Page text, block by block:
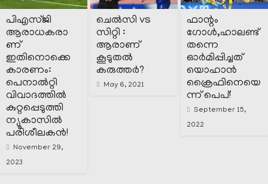
പിഎസ്ജി
ആരാധകരാ
ണ്
ഇതിനൊക്കെ
കാരണം:
പെനാൽറ്റി
വിവാദത്തിൽ
കുറ്റപ്പെടുത്തി
ന്യൂകാസിൽ
പരിശീലകൻ!
November 29,
2023
ചെൽസി vs
സിറ്റി :
ആരാണ്
കൂടുതൽ
കരുത്തർ?
May 6, 2021
ഫാന്റം
ഗോൾ,ഹാലണ്ട്
തന്നെ
ഓർമിപ്പിച്ചത്
യൊഹാൻ
ക്രൈഫിനെയെ
ന്ന് പെപ്!
September 15,
2022